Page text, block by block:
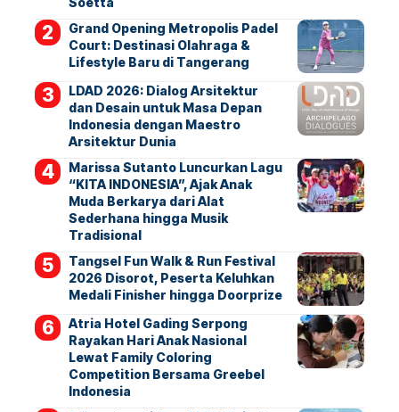
Grand Opening Metropolis Padel
Court: Destinasi Olahraga &
Lifestyle Baru di Tangerang
LDAD 2026: Dialog Arsitektur
dan Desain untuk Masa Depan
Indonesia dengan Maestro
Arsitektur Dunia
Marissa Sutanto Luncurkan Lagu
“KITA INDONESIA”, Ajak Anak
Muda Berkarya dari Alat
Sederhana hingga Musik
Tradisional
Tangsel Fun Walk & Run Festival
2026 Disorot, Peserta Keluhkan
Medali Finisher hingga Doorprize
Atria Hotel Gading Serpong
Rayakan Hari Anak Nasional
Lewat Family Coloring
Competition Bersama Greebel
Indonesia